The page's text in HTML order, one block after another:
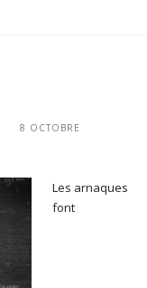
8 OCTOBRE
Les arnaques
font